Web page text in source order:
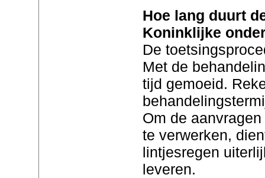
Hoe lang duurt
Koninklijke
De
Met de
tijd gemoeid.
Om de
te verwerken,
lintjesregen
leveren.